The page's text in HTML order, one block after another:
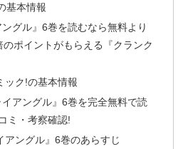
基本情報
ングル』6巻を読むなら無料より
ポイントがもらえる『クランク
ック!の基本情報
アングル』6巻を完全無料で読
ミ・考察確認!
アングル』6巻のあらすじ